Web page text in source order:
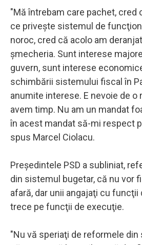
"Mă întrebam care pachet, cred
ce priveşte sistemul de
noroc, cred că acolo am
şmecheria. Sunt interese
guvern, sunt interese
schimbării sistemului fiscal în
anumite interese. E nevoie de
avem timp. Nu am un mandat
în acest mandat să-mi respect
spus Marcel Ciolacu.
Preşedintele PSD a subliniat,
din sistemul bugetar, că nu vor
afară, dar unii angajaţi cu
trece pe funcţii de execuţie.
"Nu vă speriaţi de reformele din